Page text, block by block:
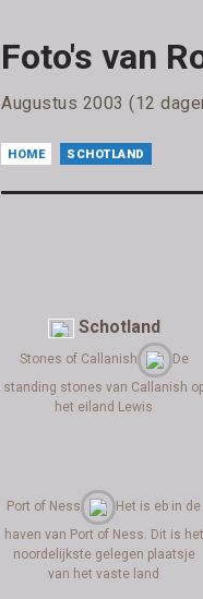
Foto's van
Augustus 2003 (12
HOME SCHOTLAND
Schotland
Stones of Callanish
De
standing stones van Callanish
het eiland Lewis
Port of Ness
Het is eb in de
haven van Port of Ness. Dit is het
noordelijkste gelegen plaatsje
van het vaste land